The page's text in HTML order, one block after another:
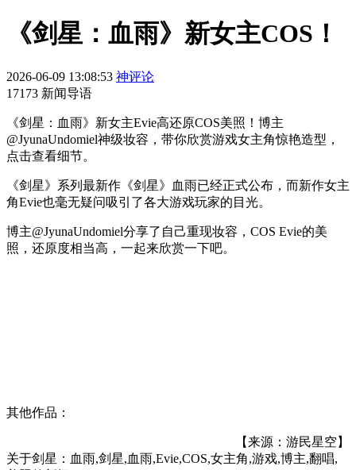
《剑星：血雨》新女主COS！
2026-06-09 13:08:53 神评论
17173 新闻导语
《剑星：血雨》新女主Evie高还原COS美照！博主
@JyunaUndomiel神级妆容，带你欣赏游戏女主角惊艳造型，
点击查看细节。
《剑星》系列最新作《剑星》血雨已经正式公布，而新作女主
角Evie也毫无疑问吸引了各大游戏玩家的目光。
博主@JyunaUndomiel分享了自己重现妆容，COS Evie的美
照，还原度相当高，一起来欣赏一下吧。
其他作品：
【来源：游民星空】
关于剑星：血雨,剑星,血雨,Evie,COS,女主角,游戏,博主,翻唱,